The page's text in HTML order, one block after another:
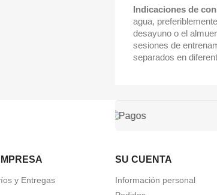
Indicaciones de
agua,
desayuno o el
sesiones de
separados en
y Entregas
SU CUENTA
Información personal